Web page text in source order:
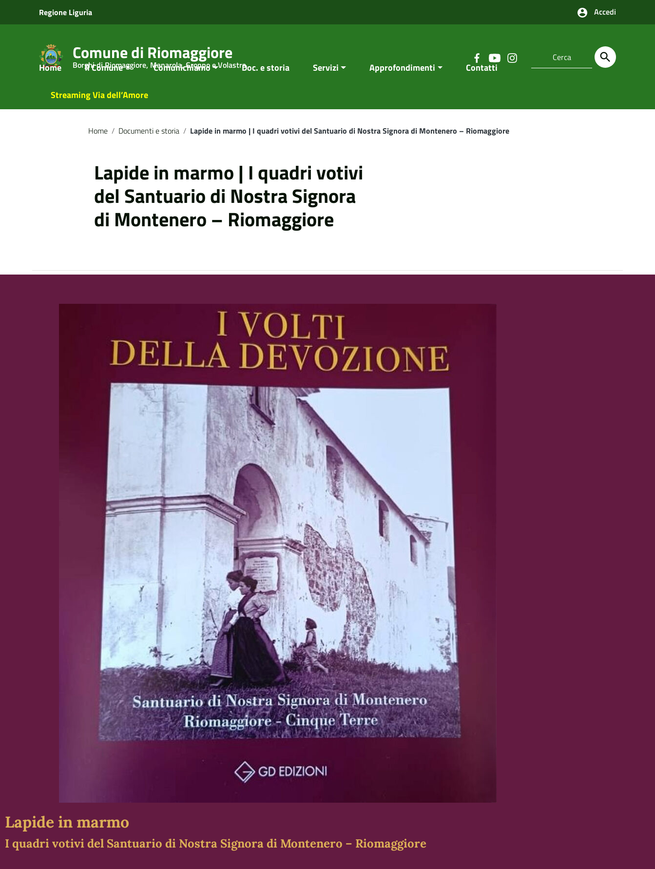
Vai ai contenuti
Vai al menu di navigazione
Regione Liguria Accedi
Comune di Riomaggiore
Borghi di Riomaggiore, Manarola, Groppo e Volastra
Home Il Comune Comunichiamo Doc. e storia Servizi Approfondimenti Contatti
Streaming Via dell’Amore
Home / Documenti e storia / Lapide in marmo | I quadri votivi del Santuario di Nostra Signora di Montenero – Riomaggiore
Lapide in marmo | I quadri votivi
del Santuario di Nostra Signora
di Montenero – Riomaggiore
Lapide in marmo
I quadri votivi del Santuario di Nostra Signora di Montenero – Riomaggiore